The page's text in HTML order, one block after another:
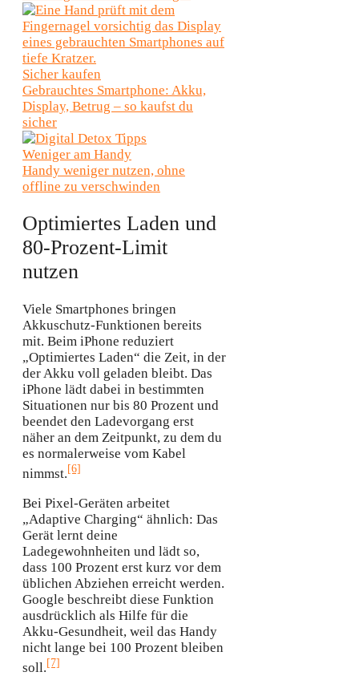
Sicher kaufen
Gebrauchtes Smartphone: Akku,
Display, Betrug – so kaufst du
sicher
Weniger am Handy
Handy weniger nutzen, ohne
offline zu verschwinden
Optimiertes Laden und
80-Prozent-Limit
nutzen
Viele Smartphones bringen
Akkuschutz-Funktionen bereits
mit. Beim iPhone reduziert
„Optimiertes Laden“ die Zeit, in der
der Akku voll geladen bleibt. Das
iPhone lädt dabei in bestimmten
Situationen nur bis 80 Prozent und
beendet den Ladevorgang erst
näher an dem Zeitpunkt, zu dem du
es normalerweise vom Kabel
nimmst.[6]
Bei Pixel-Geräten arbeitet
„Adaptive Charging“ ähnlich: Das
Gerät lernt deine
Ladegewohnheiten und lädt so,
dass 100 Prozent erst kurz vor dem
üblichen Abziehen erreicht werden.
Google beschreibt diese Funktion
ausdrücklich als Hilfe für die
Akku-Gesundheit, weil das Handy
nicht lange bei 100 Prozent bleiben
soll.[7]